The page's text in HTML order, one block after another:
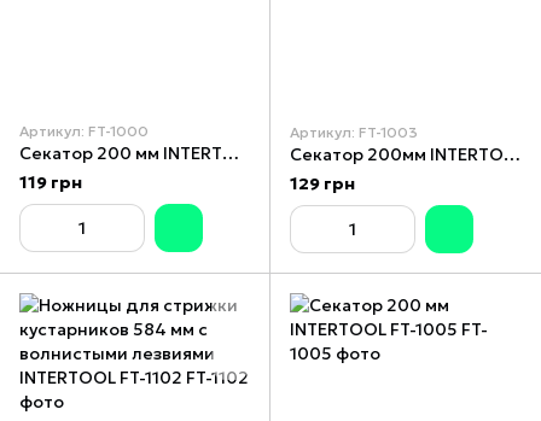
Артикул: FT-1000
Секатор 200 мм INTERTOOL FT-1000
119 грн
Артикул: FT-1003
Секатор 200мм INTERTOOL FT-1003
129 грн